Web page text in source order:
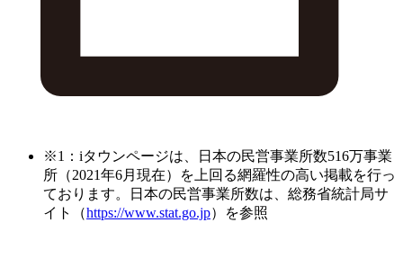
※1：iタウンページは、日本の民営事業所数516万事業
所（2021年6月現在）を上回る網羅性の高い掲載を行っ
ております。日本の民営事業所数は、総務省統計局サ
イト（https://www.stat.go.jp）を参照